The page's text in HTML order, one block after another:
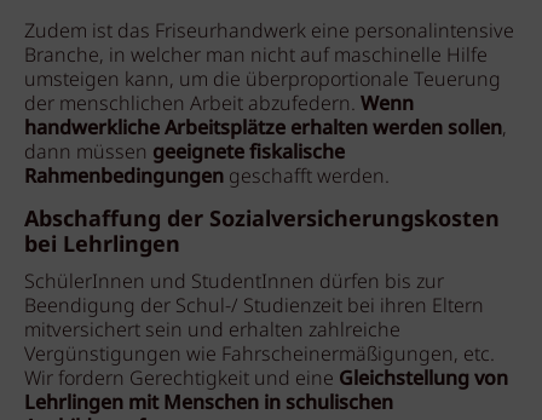
Zudem ist das Friseurhandwerk eine personalintensive
Branche, in welcher man nicht auf maschinelle Hilfe
umsteigen kann, um die überproportionale Teuerung
der menschlichen Arbeit abzufedern. Wenn
handwerkliche Arbeitsplätze erhalten werden sollen,
dann müssen geeignete fiskalische
Rahmenbedingungen geschafft werden.
Abschaffung der Sozialversicherungskosten
bei Lehrlingen
SchülerInnen und StudentInnen dürfen bis zur
Beendigung der Schul-/ Studienzeit bei ihren Eltern
mitversichert sein und erhalten zahlreiche
Vergünstigungen wie Fahrscheinermäßigungen, etc.
Wir fordern Gerechtigkeit und eine Gleichstellung von
Lehrlingen mit Menschen in schulischen